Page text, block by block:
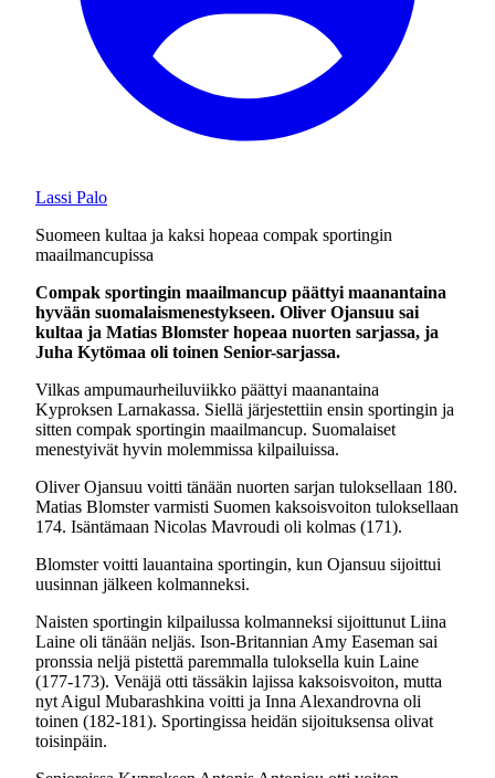
Lassi Palo
Suomeen kultaa ja kaksi hopeaa compak sportingin
maailmancupissa
Compak sportingin maailmancup päättyi maanantaina
hyvään suomalaismenestykseen. Oliver Ojansuu sai
kultaa ja Matias Blomster hopeaa nuorten sarjassa, ja
Juha Kytömaa oli toinen Senior-sarjassa.
Vilkas ampumaurheiluviikko päättyi maanantaina
Kyproksen Larnakassa. Siellä järjestettiin ensin sportingin ja
sitten compak sportingin maailmancup. Suomalaiset
menestyivät hyvin molemmissa kilpailuissa.
Oliver Ojansuu voitti tänään nuorten sarjan tuloksellaan 180.
Matias Blomster varmisti Suomen kaksoisvoiton tuloksellaan
174. Isäntämaan Nicolas Mavroudi oli kolmas (171).
Blomster voitti lauantaina sportingin, kun Ojansuu sijoittui
uusinnan jälkeen kolmanneksi.
Naisten sportingin kilpailussa kolmanneksi sijoittunut Liina
Laine oli tänään neljäs. Ison-Britannian Amy Easeman sai
pronssia neljä pistettä paremmalla tuloksella kuin Laine
(177-173). Venäjä otti tässäkin lajissa kaksoisvoiton, mutta
nyt Aigul Mubarashkina voitti ja Inna Alexandrovna oli
toinen (182-181). Sportingissa heidän sijoituksensa olivat
toisinpäin.